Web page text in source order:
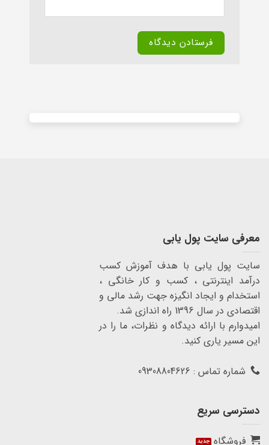
معرفی سایت پول یابی
سایت پول یابی با هدف آموزش کسب
درآمد اینترنتی ، کسب و کار خانگی ،
استخدام و ایجاد انگیزه جهت رشد مالی و
اقتصادی در سال 1396 راه اندازی شد.
امیدوارم با ارائه دیدگاه و نظرات، ما را در
این مسیر یاری کنید.
شماره تماس : 09308804626
دسترسی سریع
فروشگاه